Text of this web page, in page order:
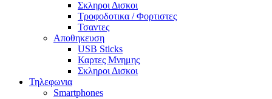
Σκληροι Δισκοι
Τροφοδοτικα / Φορτιστες
Τσαντες
Αποθηκευση
USB Sticks
Καρτες Μνημης
Σκληροι Δισκοι
Τηλεφωνια
Smartphones